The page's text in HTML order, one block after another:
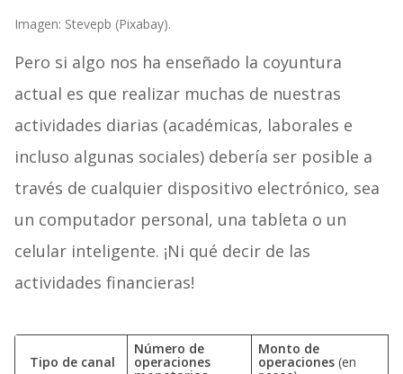
Imagen: Stevepb (Pixabay).
Pero si algo nos ha enseñado la coyuntura
actual es que realizar muchas de nuestras
actividades diarias (académicas, laborales e
incluso algunas sociales) debería ser posible a
través de cualquier dispositivo electrónico, sea
un computador personal, una tableta o un
celular inteligente. ¡Ni qué decir de las
actividades financieras!
Tipo de canal
Número de
operaciones
Monto de
operaciones(en